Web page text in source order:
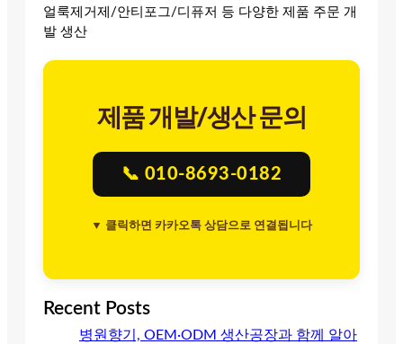
얼룩제거제/안티포그/디퓨저 등 다양한 제품 주문 개
발 생산
제품 개발/생산 문의
📞 010-8693-0182
▼ 클릭하면 카카오톡 상담으로 연결됩니다
Recent Posts
병원향기, OEM·ODM 생산공장과 함께 알아